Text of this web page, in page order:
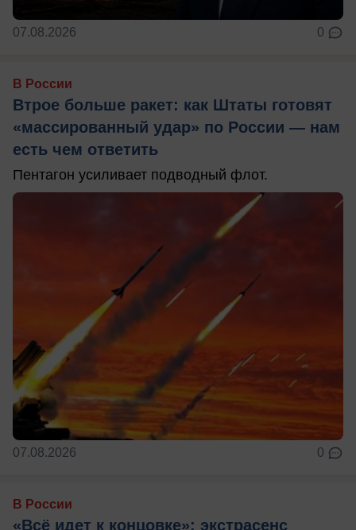
07.08.2026 0
В России
Втрое больше ракет: как Штаты готовят
«массированный удар» по России — нам
есть чем ответить
Пентагон усиливает подводный флот.
07.08.2026 0
В России
«Всё идет к концовке»: экстрасенс